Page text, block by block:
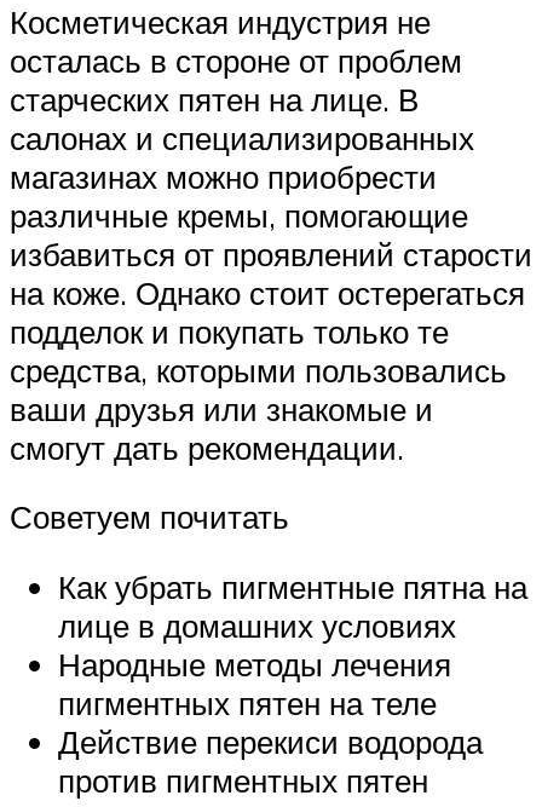
Косметическая индустрия не
осталась в стороне от проблем
старческих пятен на лице. В
салонах и специализированных
магазинах можно приобрести
различные кремы, помогающие
избавиться от проявлений старости
на коже. Однако стоит остерегаться
подделок и покупать только те
средства, которыми пользовались
ваши друзья или знакомые и
смогут дать рекомендации.
Советуем почитать
Как убрать пигментные пятна на
лице в домашних условиях
Народные методы лечения
пигментных пятен на теле
Действие перекиси водорода
против пигментных пятен